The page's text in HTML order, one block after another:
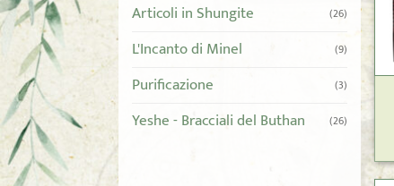
Articoli in Shungite (26)
L'Incanto di Minel (9)
Purificazione (3)
Yeshe - Bracciali del Buthan (26)